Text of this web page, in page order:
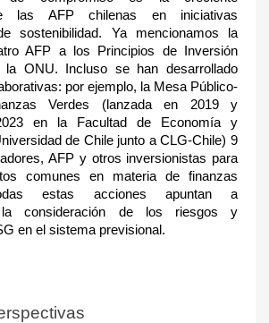
las AFP chilenas en iniciativas
sostenibilidad. Ya mencionamos la
AFP a los Principios de Inversión
la ONU. Incluso se han desarrollado
por ejemplo, la Mesa Público-
Verdes (lanzada en 2019 y
en la Facultad de Economía y
de Chile junto a CLG-Chile) 9
AFP y otros inversionistas para
comunes en materia de finanzas
estas acciones apuntan a
la consideración de los riesgos y
en el sistema previsional.